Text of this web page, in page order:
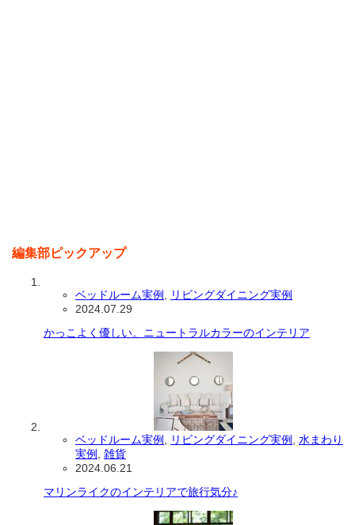
編集部ピックアップ
ベッドルーム実例
リビングダイニング実例
2024.07.29
かっこよく優しい。ニュートラルカラーのインテリア
ベッドルーム実例 リビングダイニング実例
水まわり
実例
雑貨
2024.06.21
マリンライクのインテリアで旅行気分♪